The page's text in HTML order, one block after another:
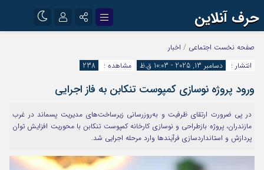
حرف آنلاین
اینستاگرام
آپارات
رمز عبور
مرا به خاطر بسپار
صفحه نخست اجتماعی / اخبار
انتشار :
دسامبر 13, 2025 - 10:03 ق.ظ مشاهده : 238
ورود پروژه نوسازی کمپوست تنکابن به فاز اجرایی
در پی ضرورت ارتقای ظرفیت و به‌روزرسانی زیرساخت‌های مدیریت پسماند در غرب
مازندران، پروژه بازطراحی و نوسازی کارخانه کمپوست تنکابن با محوریت افزایش توان
پردازش و استانداردسازی فرآیندها وارد مرحله اجرایی شد.